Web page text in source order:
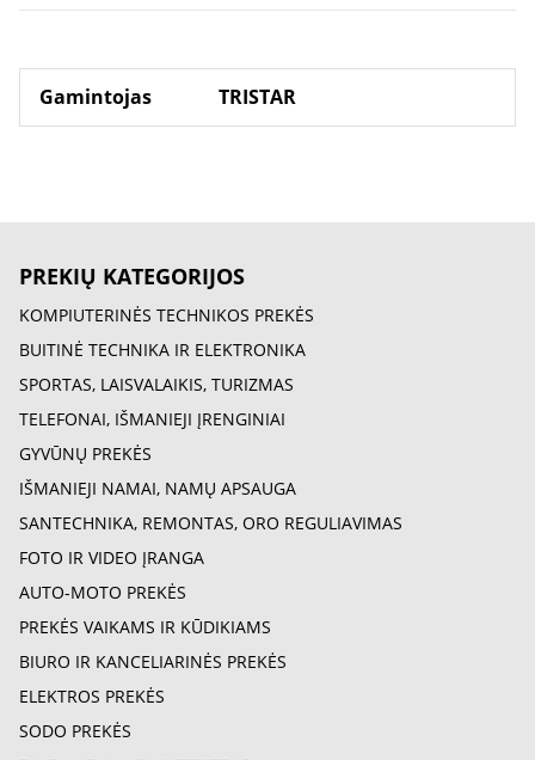
Gamintojas TRISTAR
PREKIŲ KATEGORIJOS
KOMPIUTERINĖS TECHNIKOS PREKĖS
BUITINĖ TECHNIKA IR ELEKTRONIKA
SPORTAS, LAISVALAIKIS, TURIZMAS
TELEFONAI, IŠMANIEJI ĮRENGINIAI
GYVŪNŲ PREKĖS
IŠMANIEJI NAMAI, NAMŲ APSAUGA
SANTECHNIKA, REMONTAS, ORO REGULIAVIMAS
FOTO IR VIDEO ĮRANGA
AUTO-MOTO PREKĖS
PREKĖS VAIKAMS IR KŪDIKIAMS
BIURO IR KANCELIARINĖS PREKĖS
ELEKTROS PREKĖS
SODO PREKĖS